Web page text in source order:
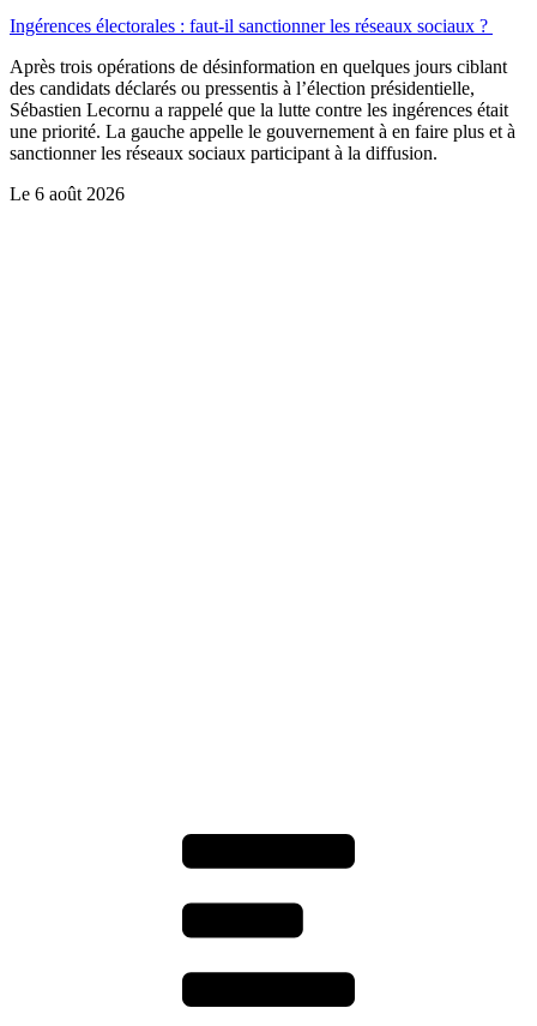
Ingérences électorales : faut-il sanctionner les réseaux sociaux ?
Après trois opérations de désinformation en quelques jours ciblant
des candidats déclarés ou pressentis à l’élection présidentielle,
Sébastien Lecornu a rappelé que la lutte contre les ingérences était
une priorité. La gauche appelle le gouvernement à en faire plus et à
sanctionner les réseaux sociaux participant à la diffusion.
Le 6 août 2026